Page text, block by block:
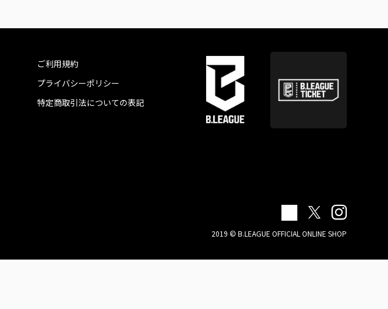
ご利用規約
プライバシーポリシー
特定商取引法についての表記
2019 © B.LEAGUE OFFICIAL ONLINE SHOP